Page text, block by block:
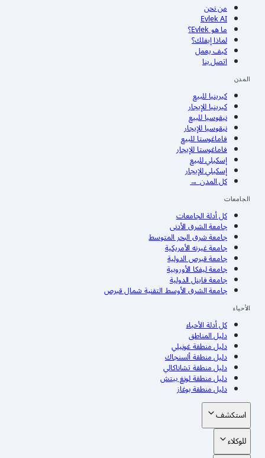
من نحن
Evlek AI
ما هو Evlek؟
لماذا إيفلك؟
كيف يعمل
اتصل بنا
المدن
كيرينياللبيع
كيرينياللإيجار
نيقوسياللبيع
نيقوسياللإيجار
فاماغوستاللبيع
فاماغوستاللإيجار
إسكيليللبيع
إسكيليللإيجار
كل المدن→
الجامعات
كل أدلة الجامعات
جامعة الشرق الأدنى
جامعة شرق البحر المتوسط
جامعة غيرنه الأمريكية
جامعة قبرص الدولية
جامعة ليفكا الأوروبية
جامعة فاينل الدولية
جامعة الشرق الأوسط التقنية شمال قبرص
الأحياء
كل أدلة الأحياء
دليل المناطق
دليل منطقة غونيلي
دليل منطقة ألسنجاك
دليل منطقة تشاناكالي
دليل منطقة لونغ بيتش
دليل منطقة بوغاز
استكشف
للوكلاء